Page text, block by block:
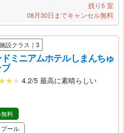
残り5 室
08月30日までキャンセル無料
設クラス｜3
ミニアムホテルしまんちゅ
4.2/5 最高に素晴らしい
料
プール